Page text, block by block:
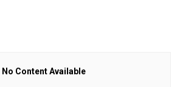
No Content Available